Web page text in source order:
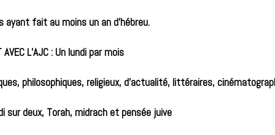
ayant fait au moins un an d’hébreu.
AVEC L’AJC : Un lundi par mois
philosophiques, religieux, d’actualité, littéraires,
sur deux, Torah, midrach et pensée juive